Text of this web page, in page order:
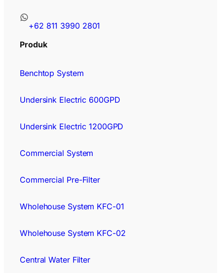
+62 811 3990 2801
Produk
Benchtop System
Undersink Electric 600GPD
Undersink Electric 1200GPD
Commercial System
Commercial Pre-Filter
Wholehouse System KFC-01
Wholehouse System KFC-02
Central Water Filter